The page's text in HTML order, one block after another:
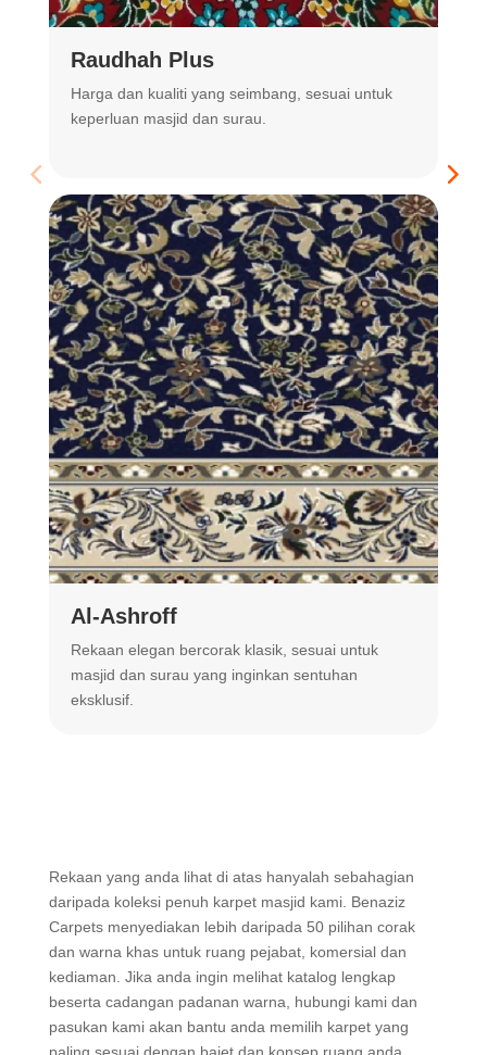
Raudhah Plus
Harga dan kualiti yang seimbang, sesuai untuk
keperluan masjid dan surau.
Al-Ashroff
Rekaan elegan bercorak klasik, sesuai untuk
masjid dan surau yang inginkan sentuhan
eksklusif.
Rekaan yang anda lihat di atas hanyalah sebahagian
daripada koleksi penuh karpet masjid kami. Benaziz
Carpets menyediakan lebih daripada 50 pilihan corak
dan warna khas untuk ruang pejabat, komersial dan
kediaman. Jika anda ingin melihat katalog lengkap
beserta cadangan padanan warna, hubungi kami dan
pasukan kami akan bantu anda memilih karpet yang